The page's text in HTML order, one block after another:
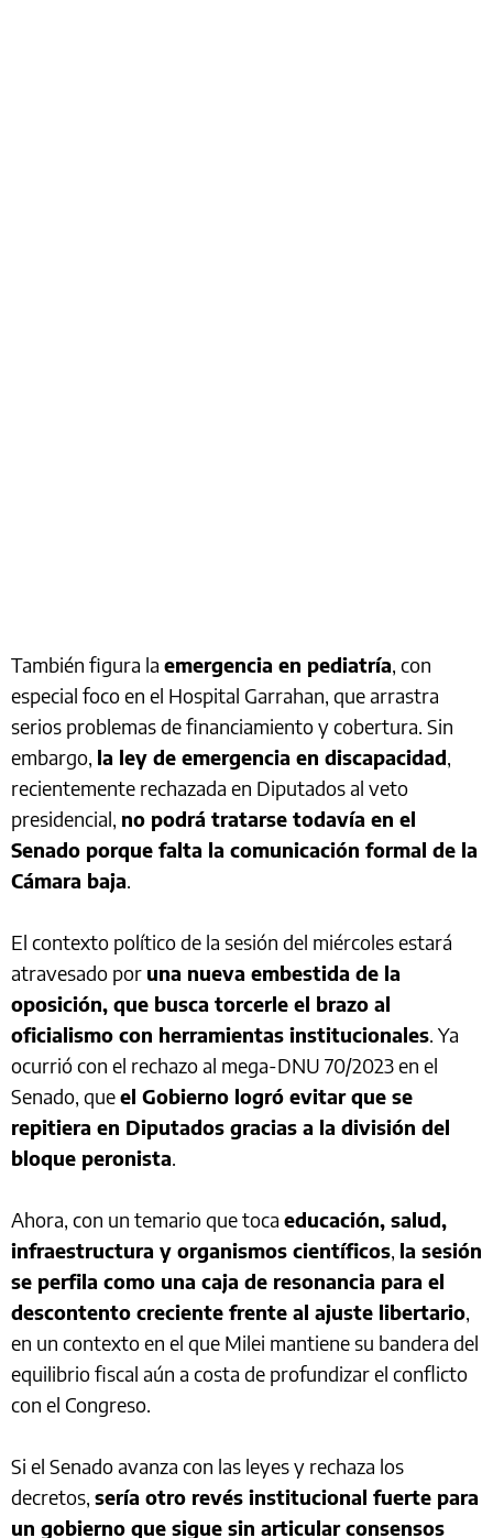
También figura la emergencia en pediatría, con
especial foco en el Hospital Garrahan, que arrastra
serios problemas de financiamiento y cobertura. Sin
embargo, la ley de emergencia en discapacidad,
recientemente rechazada en Diputados al veto
presidencial, no podrá tratarse todavía en el
Senado porque falta la comunicación formal de la
Cámara baja.
El contexto político de la sesión del miércoles estará
atravesado por una nueva embestida de la
oposición, que busca torcerle el brazo al
oficialismo con herramientas institucionales. Ya
ocurrió con el rechazo al mega-DNU 70/2023 en el
Senado, queel Gobierno logró evitar que se
repitiera en Diputados gracias a la división del
bloque peronista.
Ahora, con un temario que toca educación, salud,
infraestructura y organismos científicos, la sesión
se perfila como una caja de resonancia para el
descontento creciente frente al ajuste libertario,
en un contexto en el que Milei mantiene su bandera del
equilibrio fiscal aún a costa de profundizar el conflicto
con el Congreso.
Si el Senado avanza con las leyes y rechaza los
decretos, sería otro revés institucional fuerte para
un gobierno que sigue sin articular consensos